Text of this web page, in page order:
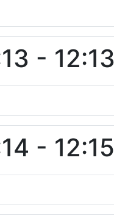
- 12:13
- 12:15